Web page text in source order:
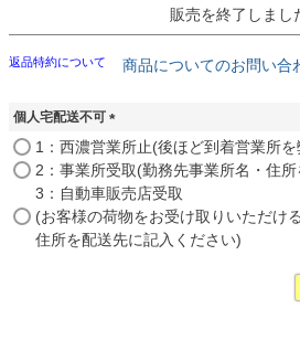
販売を終了しまし
返品特約について 商品についてのお問い合
個人宅配送不可
(
必
須
)
1：西濃営業所止(後ほど到着営業所
2：事業所受取(勤務先事業所名・住
3：自動車販売店受取
(お客様の荷物をお受け取りいただけ
住所を配送先に記入ください)